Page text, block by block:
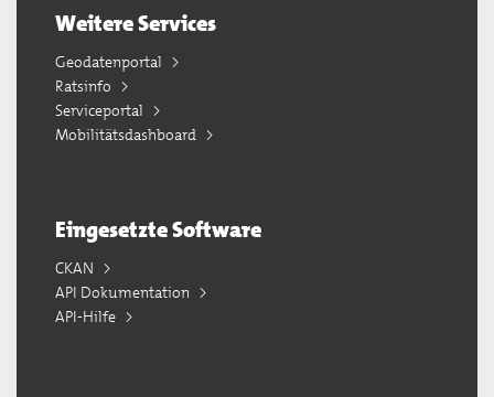
Weitere Services
Geodatenportal
Ratsinfo
Serviceportal
Mobilitätsdashboard
Eingesetzte Software
CKAN
API Dokumentation
API-Hilfe